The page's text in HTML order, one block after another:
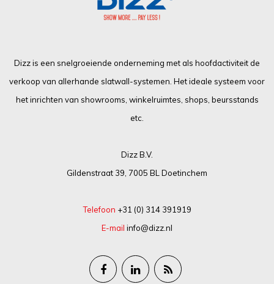
Dizz is een snelgroeiende onderneming met als hoofdactiviteit de
verkoop van allerhande slatwall-systemen. Het ideale systeem voor
het inrichten van showrooms, winkelruimtes, shops, beursstands
etc.
Dizz B.V.
Gildenstraat 39, 7005 BL Doetinchem
Telefoon +31 (0) 314 391919
E-mail info@dizz.nl